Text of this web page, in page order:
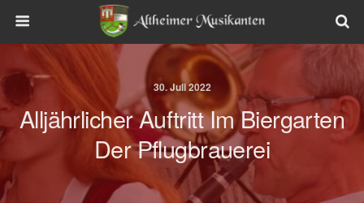
30. Juli 2022
Alljährlicher Auftritt Im Biergarten
Der Pflugbrauerei